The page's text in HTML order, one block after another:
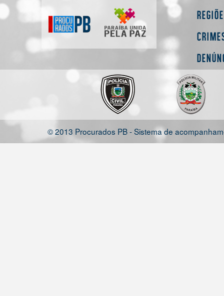
© 2013 Procurados PB - Sistema de